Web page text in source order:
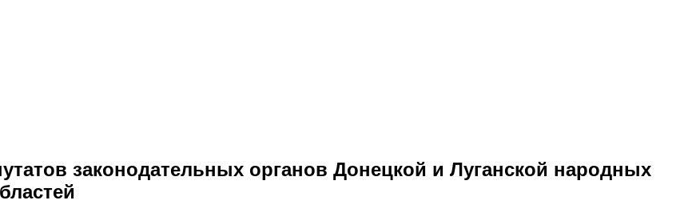
законодательных органов Донецкой и Луганской народных